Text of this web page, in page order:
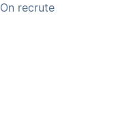
On recrute